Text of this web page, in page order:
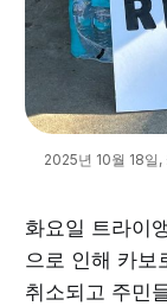
2025년 10월 18일,
화요일 트라이
으로 인해 카보
취소되고 주민